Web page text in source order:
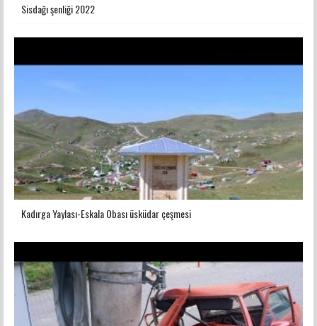
Sisdağı şenliği 2022
Kadırga Yaylası-Eskala Obası üsküdar çeşmesi